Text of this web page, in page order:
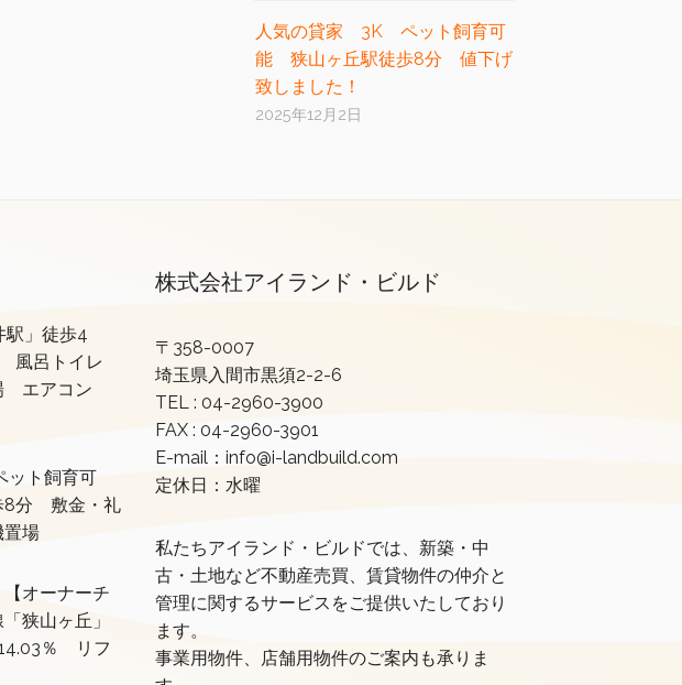
人気の貸家 3K ペット飼育可
能 狭山ヶ丘駅徒歩8分 値下げ
致しました！
2025年12月2日
駅」徒歩4
呂トイレ
エアコン
ト飼育可
8分 敷金・礼
場
オーナーチ
狭山ヶ丘」
％ リフ
株式会社アイランド・ビルド
〒358-0007
埼玉県入間市黒須2-2-6
TEL : 04-2960-3900
FAX : 04-2960-3901
E-mail：info@i-landbuild.com
定休日：水曜
私たちアイランド・ビルドでは、新築・中
古・土地など不動産売買、賃貸物件の仲介と
管理に関するサービスをご提供いたしており
ます。
事業用物件、店舗用物件のご案内も承りま